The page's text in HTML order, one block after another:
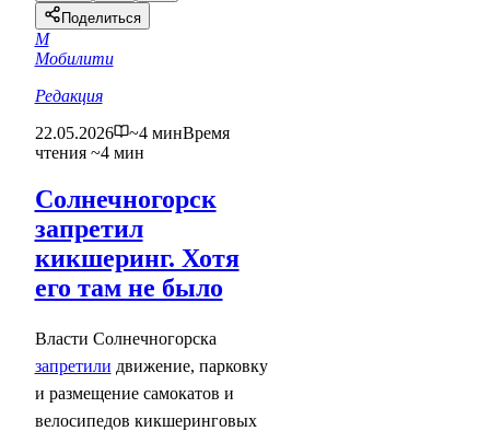
Поделиться
М
Мобилити
Редакция
22.05.2026
~4 минВремя
чтения ~4 мин
Солнечногорск
запретил
кикшеринг. Хотя
его там не было
Власти Солнечногорска
запретили движение, парковку
и размещение самокатов и
велосипедов кикшеринговых